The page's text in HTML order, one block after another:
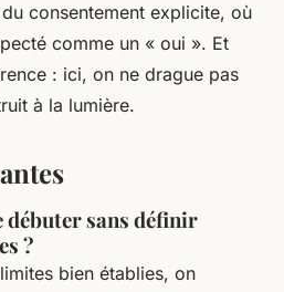
consentement explicite, où
comme un « oui ». Et
: ici, on ne drague pas
à la lumière.
débuter sans définir
?
bien établies, on